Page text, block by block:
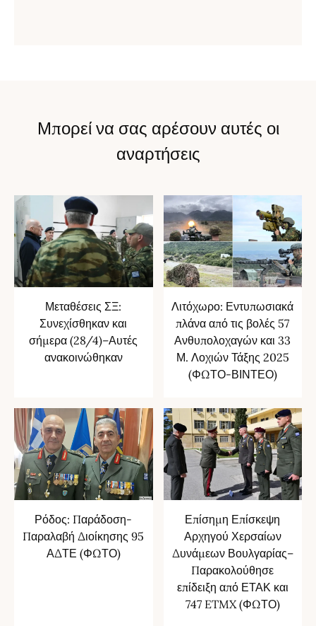
Μπορεί να σας αρέσουν αυτές οι
αναρτήσεις
Μεταθέσεις ΣΞ:
Συνεχίσθηκαν και
σήμερα (28/4)–Αυτές
ανακοινώθηκαν
Λιτόχωρο: Εντυπωσιακά
πλάνα από τις βολές 57
Ανθυπολοχαγών και 33
Μ. Λοχιών Τάξης 2025
(ΦΩΤΟ-ΒΙΝΤΕΟ)
Ρόδος: Παράδοση-
Παραλαβή Διοίκησης 95
ΑΔΤΕ (ΦΩΤΟ)
Επίσημη Επίσκεψη
Αρχηγού Χερσαίων
Δυνάμεων Βουλγαρίας–
Παρακολούθησε
επίδειξη από ΕΤΑΚ και
747 ETMX (ΦΩΤΟ)